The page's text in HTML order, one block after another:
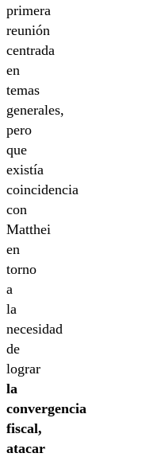
primera
reunión
centrada
en
temas
generales,
pero
que
existía
coincidencia
con
Matthei
en
torno
a
la
necesidad
de
lograr
la
convergencia
fiscal,
atacar